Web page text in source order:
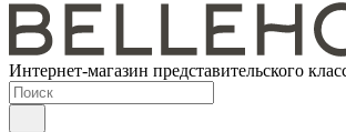
Интернет-магазин представительского